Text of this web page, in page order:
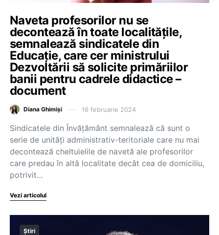
Naveta profesorilor nu se
decontează în toate localitățile,
semnalează sindicatele din
Educație, care cer ministrului
Dezvoltării să solicite primăriilor
banii pentru cadrele didactice –
document
Diana Ghimiși 16 februarie 2024
Sindicatele din Învățământ semnalează că sunt o
serie de unități administrativ-teritoriale care nu mai
decontează cheltuielile de navetă ale profesorilor
care predau în altă localitate decât cea de domiciliu,
potrivit…
Vezi articolul
Știri